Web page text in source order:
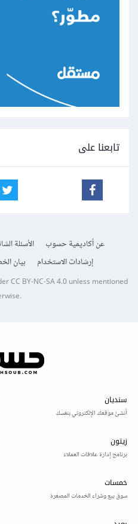
تابعنا على
عن أكاديمية حسوب الأسئلة
إرشادات الاستخدام
بيان
CC BY-NC-SA 4.0unless mentioned